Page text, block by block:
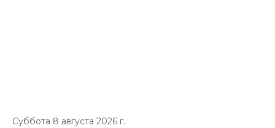
Суббота 8 августа 2026 г.